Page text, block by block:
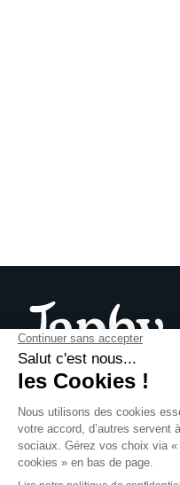
À propos
Notre Histoire
Avis client
Aide
Nous contacter